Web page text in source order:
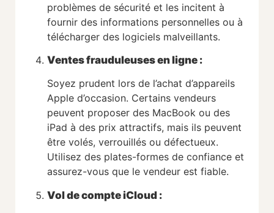
problèmes de sécurité et les incitent à
fournir des informations personnelles ou à
télécharger des logiciels malveillants.
Ventes frauduleuses en ligne :
Soyez prudent lors de l’achat d’appareils
Apple d’occasion. Certains vendeurs
peuvent proposer des MacBook ou des
iPad à des prix attractifs, mais ils peuvent
être volés, verrouillés ou défectueux.
Utilisez des plates-formes de confiance et
assurez-vous que le vendeur est fiable.
Vol de compte iCloud :